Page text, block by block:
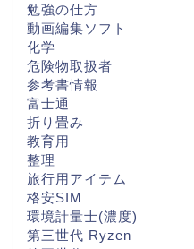
勉強の仕方
動画編集ソフト
化学
危険物取扱者
参考書情報
富士通
折り畳み
教育用
整理
旅行用アイテム
格安SIM
環境計量士(濃度)
第三世代 Ryzen